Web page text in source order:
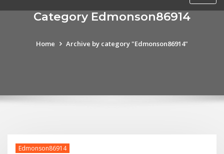
Category Edmonson86914
Home Archive by category "Edmonson86914"
Edmonson86914